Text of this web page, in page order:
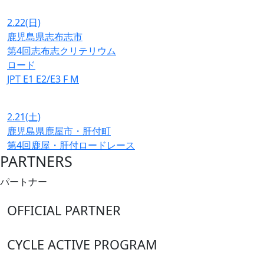
2.22(日)
鹿児島県志布志市
第4回志布志クリテリウム
ロード
JPT E1 E2/E3 F M
2.21(土)
鹿児島県鹿屋市・肝付町
第4回鹿屋・肝付ロードレース
PARTNERS
パートナー
OFFICIAL PARTNER
CYCLE ACTIVE PROGRAM